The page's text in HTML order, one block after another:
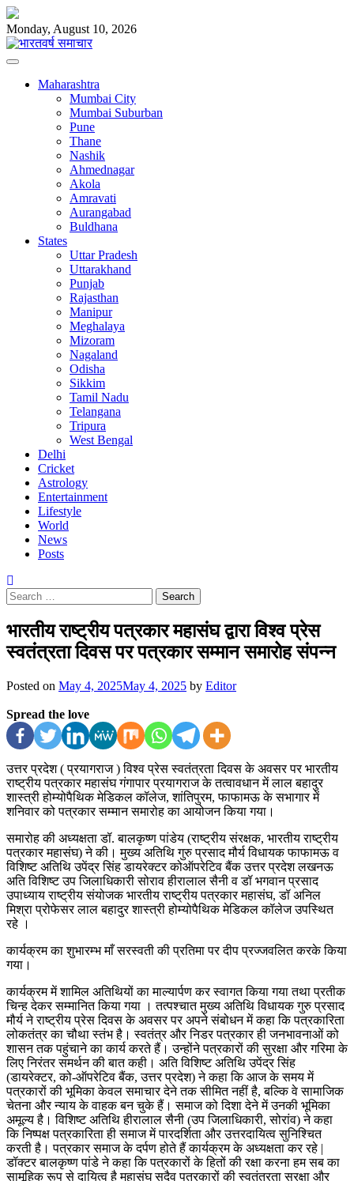
Skip
to
content
Monday, August 10, 2026
Maharashtra
Mumbai City
Mumbai Suburban
Pune
Thane
Nashik
Ahmednagar
Akola
Amravati
Aurangabad
Buldhana
States
Uttar Pradesh
Uttarakhand
Punjab
Rajasthan
Manipur
Meghalaya
Mizoram
Nagaland
Odisha
Sikkim
Tamil Nadu
Telangana
Tripura
West Bengal
Delhi
Cricket
Astrology
Entertainment
Lifestyle
World
News
Posts
Search
for:
भारतीय राष्ट्रीय पत्रकार महासंघ द्वारा विश्व प्रेस
स्वतंत्रता दिवस पर पत्रकार सम्मान समारोह संपन्न
Posted on May 4, 2025May 4, 2025 by Editor
Spread the love
उत्तर प्रदेश ( प्रयागराज ) विश्व प्रेस स्वतंत्रता दिवस के अवसर पर भारतीय
राष्ट्रीय पत्रकार महासंघ गंगापार प्रयागराज के तत्वावधान में लाल बहादुर
शास्त्री होम्योपैथिक मेडिकल कॉलेज, शांतिपुरम, फाफामऊ के सभागार में
शनिवार को पत्रकार सम्मान समारोह का आयोजन किया गया।
समारोह की अध्यक्षता डॉ. बालकृष्ण पांडेय (राष्ट्रीय संरक्षक, भारतीय राष्ट्रीय
पत्रकार महासंघ) ने की। मुख्य अतिथि गुरु प्रसाद मौर्य विधायक फाफामऊ व
विशिष्ट अतिथि उपेंद्र सिंह डायरेक्टर कोऑपरेटिव बैंक उत्तर प्रदेश लखनऊ
अति विशिष्ट उप जिलाधिकारी सोराव हीरालाल सैनी व डॉ भगवान प्रसाद
उपाध्याय राष्ट्रीय संयोजक भारतीय राष्ट्रीय पत्रकार महासंघ, डॉ अनिल
मिश्रा प्रोफेसर लाल बहादुर शास्त्री होम्योपैथिक मेडिकल कॉलेज उपस्थित
रहे ।
कार्यक्रम का शुभारम्भ माँ सरस्वती की प्रतिमा पर दीप प्रज्जवलित करके किया
गया।
कार्यक्रम में शामिल अतिथियों का माल्यार्पण कर स्वागत किया गया तथा प्रतीक
चिन्ह देकर सम्मानित किया गया । तत्पश्चात मुख्य अतिथि विधायक गुरु प्रसाद
मौर्य ने राष्ट्रीय प्रेस दिवस के अवसर पर अपने संबोधन में कहा कि पत्रकारिता
लोकतंत्र का चौथा स्तंभ है। स्वतंत्र और निडर पत्रकार ही जनभावनाओं को
शासन तक पहुंचाने का कार्य करते हैं। उन्होंने पत्रकारों की सुरक्षा और गरिमा के
लिए निरंतर समर्थन की बात कही। अति विशिष्ट अतिथि उपेंद्र सिंह
(डायरेक्टर, को-ऑपरेटिव बैंक, उत्तर प्रदेश) ने कहा कि आज के समय में
पत्रकारों की भूमिका केवल समाचार देने तक सीमित नहीं है, बल्कि वे सामाजिक
चेतना और न्याय के वाहक बन चुके हैं। समाज को दिशा देने में उनकी भूमिका
अमूल्य है। विशिष्ट अतिथि हीरालाल सैनी (उप जिलाधिकारी, सोरांव) ने कहा
कि निष्पक्ष पत्रकारिता ही समाज में पारदर्शिता और उत्तरदायित्व सुनिश्चित
करती है। पत्रकार समाज के दर्पण होते हैं कार्यक्रम के अध्यक्षता कर रहे |
डॉक्टर बालकृष्ण पांडे ने कहा कि पत्रकारों के हितों की रक्षा करना हम सब का
सामूहिक रूप से दायित्व है महासंघ सदैव पत्रकारों की स्वतंत्रता सुरक्षा और